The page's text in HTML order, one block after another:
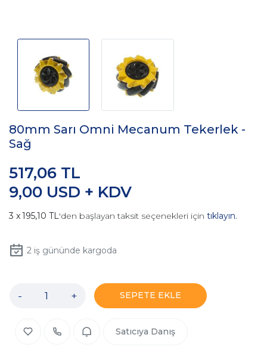
80mm Sarı Omni Mecanum Tekerlek -
Sağ
9,00 USD + KDV
517,06 TL
195,10 TL'den başlayan taksit seçenekleri için tıklayın.
2iş gününde kargoda
- + SEPETE EKLE
Satıcıya Danış